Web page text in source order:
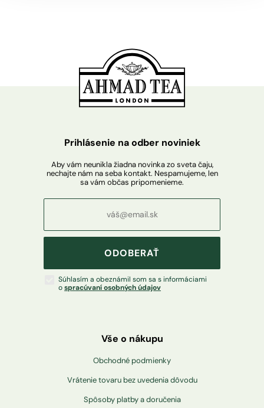
Prihlásenie na odber noviniek
Aby vám neunikla žiadna novinka zo sveta čaju,
nechajte nám na seba kontakt. Nespamujeme, len
sa vám občas pripomenieme.
ODOBERAŤ
Súhlasím a obeznámil som sa s informáciami
ospracúvaní osobných údajov
Vše o nákupu
Obchodné podmienky
Vrátenie tovaru bez uvedenia dôvodu
Spôsoby platby a doručenia